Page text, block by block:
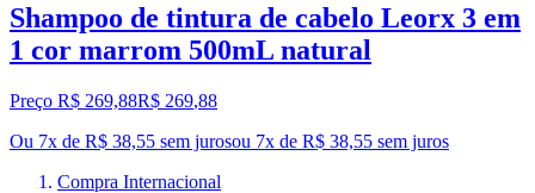
Shampoo de tintura de cabelo Leorx 3 em
1 cor marrom 500mL natural
Preço R$ 269,88R$ 269,88
Ou 7x de R$ 38,55 sem jurosou 7x de R$ 38,55 sem juros
Compra Internacional